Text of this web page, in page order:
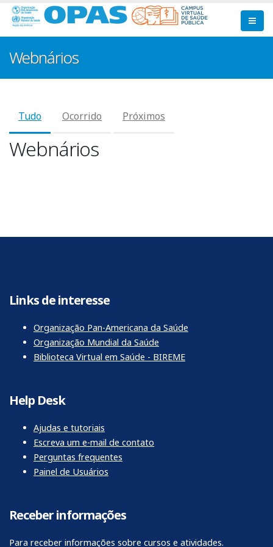
Pular
para
o
principal
Webnários
Abas
primárias
Tudo Ocorrido Próximos
Webnários
Links de interesse
Organização Pan-Americana da Saúde
Organização Mundial da Saúde
Biblioteca Virtual em Saúde - BIREME
Help Desk
Ajudas e tutoriais
Escreva um e-mail de contato
Perguntas frequentes
Painel de Usuários
Receber informações
Para receber informações sobre cursos e atividades.